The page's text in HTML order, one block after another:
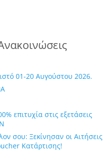
01-20 Αυγούστου 2026.
επιτυχία στις εξετάσεις
σου: Ξεκίνησαν οι Αιτήσεις
Κατάρτισης!